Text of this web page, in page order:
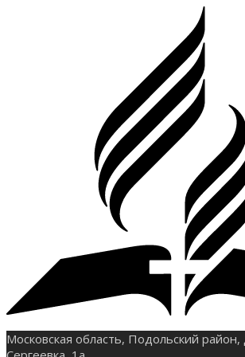
Московская область, Подольский район,